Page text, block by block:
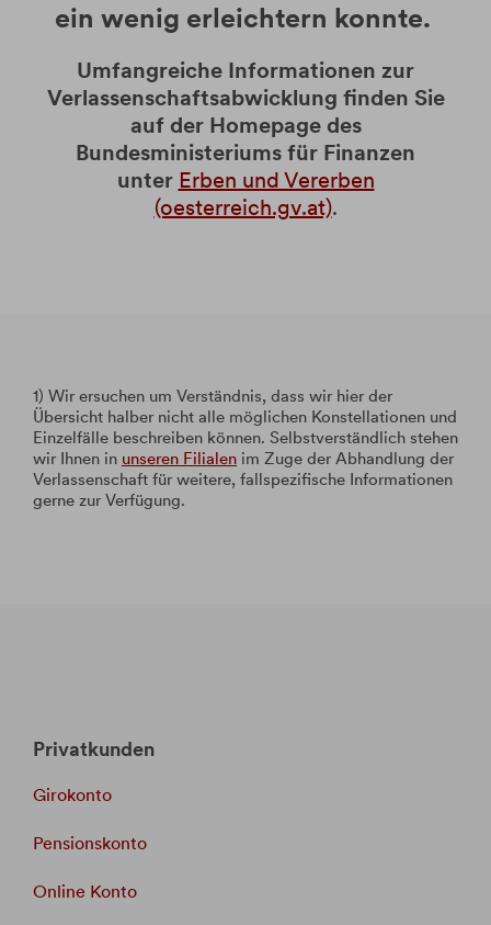
ein wenig erleichtern konnte.
Umfangreiche Informationen zur
Verlassenschaftsabwicklung finden Sie
auf der Homepage des
Bundesministeriums für Finanzen
unter Erben und Vererben
(oesterreich.gv.at).
1) Wir ersuchen um Verständnis, dass wir hier der
Übersicht halber nicht alle möglichen Konstellationen und
Einzelfälle beschreiben können. Selbstverständlich stehen
wir Ihnen in unseren Filialen im Zuge der Abhandlung der
Verlassenschaft für weitere, fallspezifische Informationen
gerne zur Verfügung.
Privatkunden
Girokonto
Pensionskonto
Online Konto